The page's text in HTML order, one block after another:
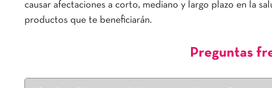
causar afectaciones a corto, mediano y largo plazo en la
productos que te beneficiarán.
Preguntas